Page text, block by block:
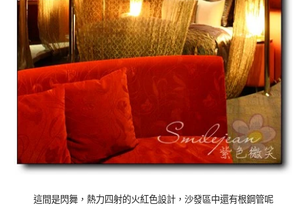
這間是閃舞，熱力四射的火紅色設計，沙發區中還有根鋼管呢